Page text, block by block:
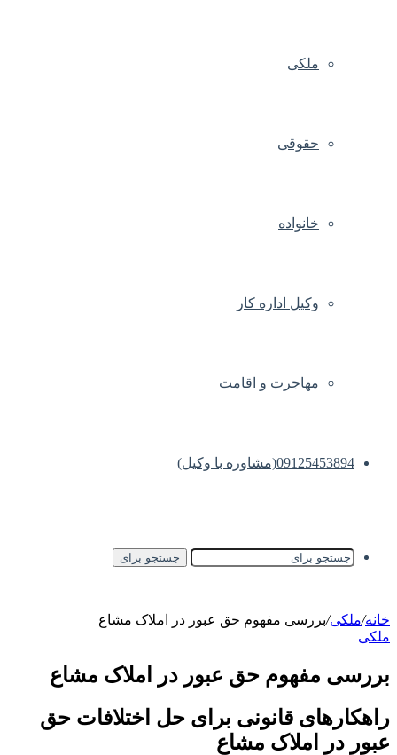
ملکی
حقوقی
خانواده
وکیل اداره کار
مهاجرت و اقامت
09125453894(مشاوره با وکیل)
جستجو برای
خانه/ملکی/بررسی مفهوم حق عبور در املاک مشاع
ملکی
بررسی مفهوم حق عبور در املاک مشاع
راهکارهای قانونی برای حل اختلافات حق
عبور در املاک مشاع